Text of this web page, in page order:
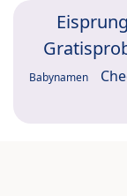
Babynamen